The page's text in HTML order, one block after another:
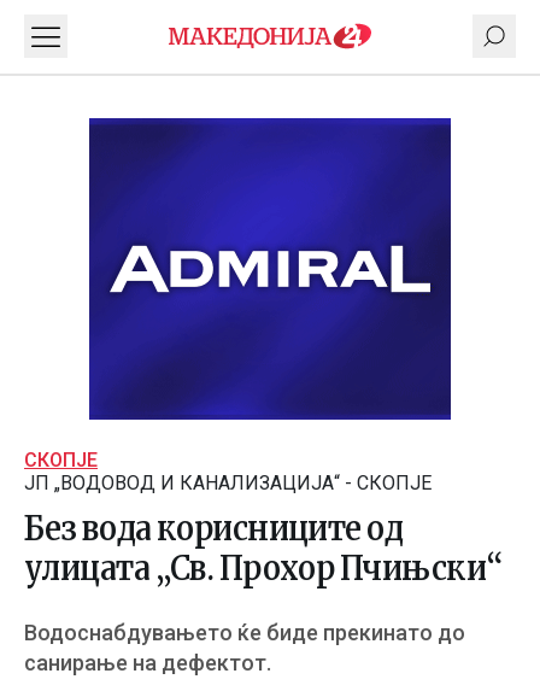
СКОПЈЕ
ЈП „ВОДОВОД И КАНАЛИЗАЦИЈА“ - СКОПЈЕ
Без вода корисниците од
улицата „Св. Прохор Пчињски“
Водоснабдувањето ќе биде прекинато до
санирање на дефектот.